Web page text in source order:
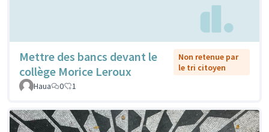
Mettre des bancs devant le
collège Morice Leroux
Non retenue par
le tri citoyen
Haua
0 1